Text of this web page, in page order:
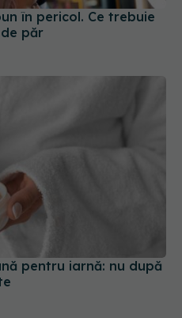
pentru iarnă: nu după